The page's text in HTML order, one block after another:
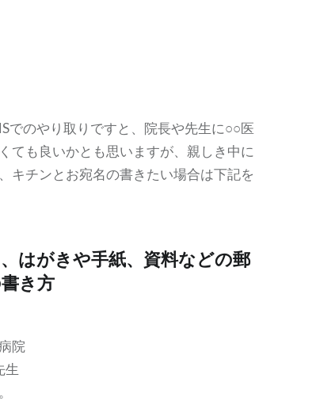
でのやり取りですと、院長や先生に○○医
ても良いかとも思いますが、親しき中に
キチンとお宛名の書きたい場合は下記を
はがきや手紙、資料などの郵
き方
院
生